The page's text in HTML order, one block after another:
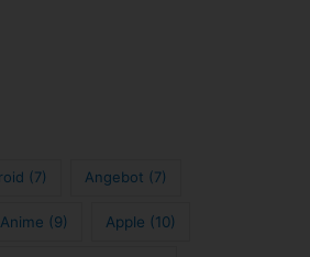
(7) Angebot (7)
Anime (9) Apple (10)